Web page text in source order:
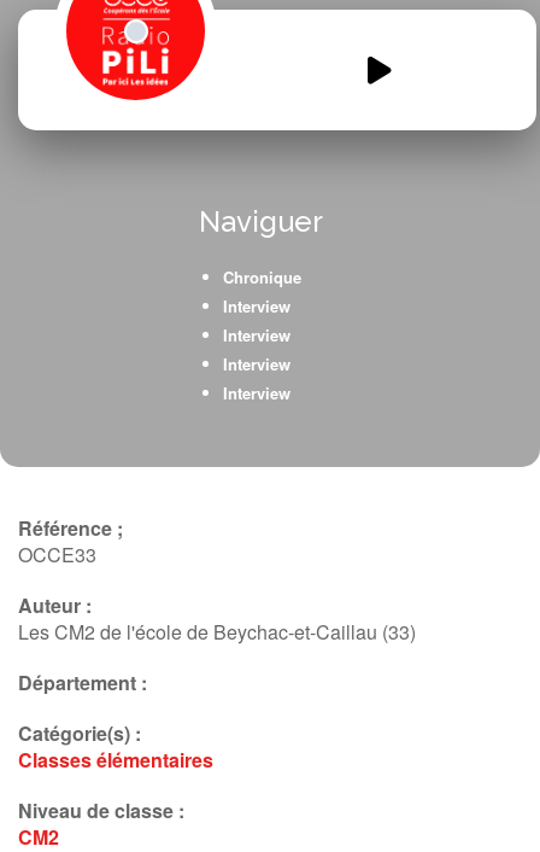
En-route-vers-le-college.mp3
Naviguer
Chronique
Interview
Interview
Interview
Interview
Référence ;
OCCE33
Auteur :
Les CM2 de l'école de Beychac-et-Caillau (33)
Département :
Catégorie(s) :
Classes élémentaires
Niveau de classe :
CM2